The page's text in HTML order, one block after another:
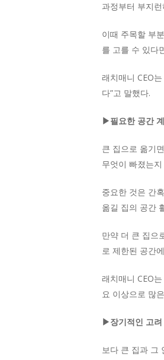
과정부터 부지
이때 주목할 부
를 고를 수 있다
래치매니 CEO
다”고 말했다.
▶필요한 공간
큰 집으로 옮기
무엇이 빠졌는
중요한 것은 간
옮길 집의 공간
만약 더 큰 집으
로 제한된 공간
래치매니 CEO
요 이상으로 많
▶장기적인 고려
보다 큰 집과 그